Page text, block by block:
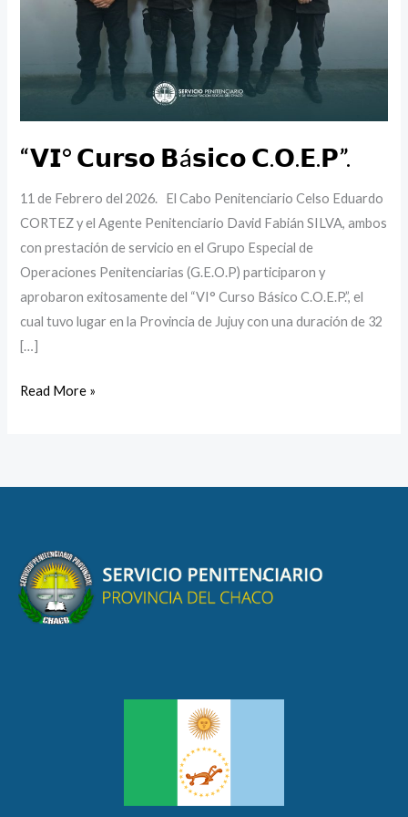
“𝗩𝗜° 𝗖𝘂𝗿𝘀𝗼 𝗕á𝘀𝗶𝗰𝗼 𝗖.𝗢.𝗘.𝗣”.
11 de Febrero del 2026. El Cabo Penitenciario Celso Eduardo
CORTEZ y el Agente Penitenciario David Fabián SILVA, ambos
con prestación de servicio en el Grupo Especial de
Operaciones Penitenciarias (G.E.O.P) participaron y
aprobaron exitosamente del “VI° Curso Básico C.O.E.P.”, el
cual tuvo lugar en la Provincia de Jujuy con una duración de 32
[…]
Read More »